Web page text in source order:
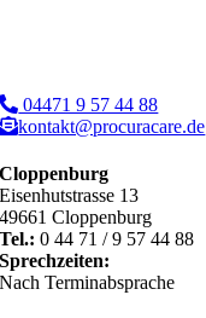
04471 9 57 44 88
kontakt@procuracare.de
Cloppenburg
Eisenhutstrasse 13
49661 Cloppenburg
Tel.: 0 44 71 / 9 57 44 88
Sprechzeiten:
Nach Terminabsprache